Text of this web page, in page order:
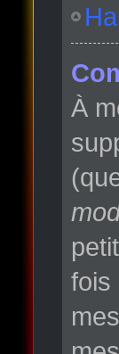
À
fois